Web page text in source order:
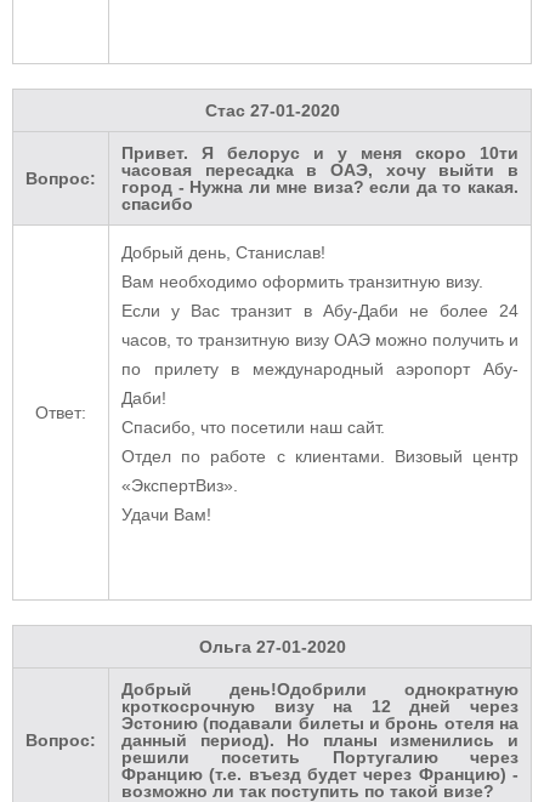
Стас 27-01-2020
Вопрос:
Привет. Я белорус и у меня скоро 10ти
часовая пересадка в ОАЭ, хочу выйти в
город - Нужна ли мне виза? если да то какая.
спасибо
Ответ:
Добрый день, Станислав!
Вам необходимо оформить транзитную визу.
Если у Вас транзит в Абу-Даби не более 24
часов, то транзитную визу ОАЭ можно получить и
по прилету в международный аэропорт Абу-
Даби!
Спасибо, что посетили наш сайт.
Отдел по работе с клиентами. Визовый центр
«ЭкспертВиз».
Удачи Вам!
Ольга 27-01-2020
Вопрос:
Добрый день!Одобрили однократную
кроткосрочную визу на 12 дней через
Эстонию (подавали билеты и бронь отеля на
данный период). Но планы изменились и
решили посетить Португалию через
Францию (т.е. въезд будет через Францию) -
возможно ли так поступить по такой визе?